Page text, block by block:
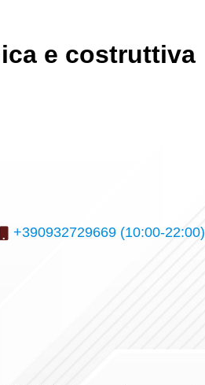
e costruttiva
+390932729669 (10:00-22:00)